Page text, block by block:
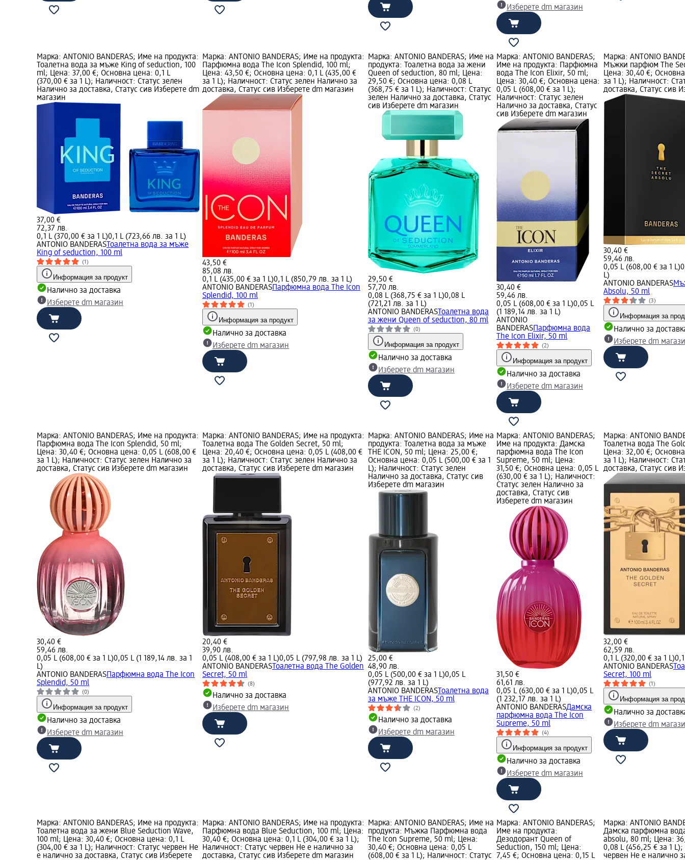
Изберете dm магазин
Марка: ANTONIO BANDERAS; Име на продукта:
Тоалетна вода за мъже King of seduction, 100
ml; Цена: 37,00 €; Основна цена: 0,1 L
(370,00 € за 1 L); Наличност: Статус зелен
Налично за доставка, Статус сив Изберете dm
магазин
37,00 €
72,37 лв.
0,1 L (370,00 € за 1 L)0,1 L (723,66 лв. за 1 L)
ANTONIO BANDERAS Тоалетна вода за мъже
King of seduction, 100 ml
(1)
Информация за продукт
Налично за доставка
Изберете dm магазин
Марка: ANTONIO BANDERAS; Име на продукта:
Парфюмна вода The Icon Splendid, 100 ml;
Цена: 43,50 €; Основна цена: 0,1 L (435,00 €
за 1 L); Наличност: Статус зелен Налично за
доставка, Статус сив Изберете dm магазин
43,50 €
85,08 лв.
0,1 L (435,00 € за 1 L)0,1 L (850,79 лв. за 1 L)
ANTONIO BANDERAS Парфюмна вода The Icon
Splendid, 100 ml
(1)
Информация за продукт
Налично за доставка
Изберете dm магазин
Марка: ANTONIO BANDERAS; Име на
продукта: Тоалетна вода за жени
Queen of seduction, 80 ml; Цена:
29,50 €; Основна цена: 0,08 L
(368,75 € за 1 L); Наличност: Статус
зелен Налично за доставка, Статус
сив Изберете dm магазин
29,50 €
57,70 лв.
0,08 L (368,75 € за 1 L)0,08 L
(721,21 лв. за 1 L)
ANTONIO BANDERAS Тоалетна вода
за жени Queen of seduction, 80 ml
(0)
Информация за продукт
Налично за доставка
Изберете dm магазин
Марка: ANTONIO BANDERAS;
Име на продукта: Парфюмна
вода The Icon Elixir, 50 ml;
Цена: 30,40 €; Основна цена:
0,05 L (608,00 € за 1 L);
Наличност: Статус зелен
Налично за доставка, Статус
сив Изберете dm магазин
30,40 €
59,46 лв.
0,05 L (608,00 € за 1 L)0,05 L
(1 189,14 лв. за 1 L)
ANTONIO
BANDERAS Парфюмна вода
The Icon Elixir, 50 ml
(2)
Информация за продукт
Налично за доставка
Изберете dm магазин
Марка: ANTONIO
Мъжки парфюм The
Цена: 30,40 €;
за 1 L); Наличност:
доставка, Статус сив
30,40 €
59,46 лв.
0,05 L (608,00 € за 1 L)
L)
ANTONIO BANDERAS
Absolu, 50 ml
(3)
Информация за
Налично за
Изберете dm
Марка: ANTONIO BANDERAS; Име на продукта:
Парфюмна вода The Icon Splendid, 50 ml;
Цена: 30,40 €; Основна цена: 0,05 L (608,00 €
за 1 L); Наличност: Статус зелен Налично за
доставка, Статус сив Изберете dm магазин
30,40 €
59,46 лв.
0,05 L (608,00 € за 1 L)0,05 L (1 189,14 лв. за 1
L)
ANTONIO BANDERAS Парфюмна вода The Icon
Splendid, 50 ml
(0)
Информация за продукт
Налично за доставка
Изберете dm магазин
Марка: ANTONIO BANDERAS; Име на продукта:
Тоалетна вода The Golden Secret, 50 ml;
Цена: 20,40 €; Основна цена: 0,05 L (408,00 €
за 1 L); Наличност: Статус зелен Налично за
доставка, Статус сив Изберете dm магазин
20,40 €
39,90 лв.
0,05 L (408,00 € за 1 L)0,05 L (797,98 лв. за 1 L)
ANTONIO BANDERAS Тоалетна вода The Golden
Secret, 50 ml
(8)
Налично за доставка
Изберете dm магазин
Марка: ANTONIO BANDERAS; Име на
продукта: Тоалетна вода за мъже
THE ICON, 50 ml; Цена: 25,00 €;
Основна цена: 0,05 L (500,00 € за 1
L); Наличност: Статус зелен
Налично за доставка, Статус сив
Изберете dm магазин
25,00 €
48,90 лв.
0,05 L (500,00 € за 1 L)0,05 L
(977,92 лв. за 1 L)
ANTONIO BANDERAS Тоалетна вода
за мъже THE ICON, 50 ml
(2)
Налично за доставка
Изберете dm магазин
Марка: ANTONIO BANDERAS;
Име на продукта: Дамска
парфюмнa вода The Icon
Supreme, 50 ml; Цена:
31,50 €; Основна цена: 0,05 L
(630,00 € за 1 L); Наличност:
Статус зелен Налично за
доставка, Статус сив
Изберете dm магазин
31,50 €
61,61 лв.
0,05 L (630,00 € за 1 L)0,05 L
(1 232,17 лв. за 1 L)
ANTONIO BANDERASДамска
парфюмнa вода The Icon
Supreme, 50 ml
(4)
Информация за продукт
Налично за доставка
Изберете dm магазин
Марка: ANTONIO
Тоалетна вода The
Цена: 32,00 €;
за 1 L); Наличност:
доставка, Статус сив
32,00 €
62,59 лв.
0,1 L (320,00 € за 1 L)
ANTONIO BANDERAS
Secret, 100 ml
(1)
Информация за
Налично за
Изберете dm
Марка: ANTONIO BANDERAS; Име на продукта:
Тоалетна вода за жени Blue Seduction Wave,
100 ml; Цена: 30,40 €; Основна цена: 0,1 L
(304,00 € за 1 L); Наличност: Статус червен Не
е налично за доставка, Статус сив Изберете
Марка: ANTONIO BANDERAS; Име на продукта:
Парфюмна вода Blue Seduction, 100 ml; Цена:
30,40 €; Основна цена: 0,1 L (304,00 € за 1 L);
Наличност: Статус червен Не е налично за
доставка, Статус сив Изберете dm магазин
Марка: ANTONIO BANDERAS; Име на
продукта: Мъжка Парфюмна вода
The Icon Supreme, 50 ml; Цена:
30,40 €; Основна цена: 0,05 L
(608,00 € за 1 L); Наличност: Статус
Марка: ANTONIO BANDERAS;
Име на продукта:
Дезодорант Queen of
Seduction, 150 ml; Цена:
7,45 €; Основна цена: 0,15 L
Марка: ANTONIO
Дамска парфюмна
absolu, 80 ml; Цена:
0,08 L (456,25 € за 1
червен Не е налично